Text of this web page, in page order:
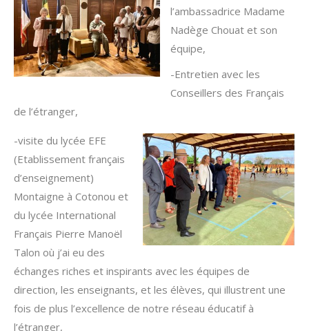
l’ambassadrice Madame
Nadège Chouat et son
équipe,
-Entretien avec les
Conseillers des Français
de l’étranger,
-visite du lycée EFE
(Etablissement français
d’enseignement)
Montaigne à Cotonou et
du lycée International
Français Pierre Manoël
Talon où j’ai eu des
échanges riches et inspirants avec les équipes de
direction, les enseignants, et les élèves, qui illustrent une
fois de plus l’excellence de notre réseau éducatif à
l’étranger,